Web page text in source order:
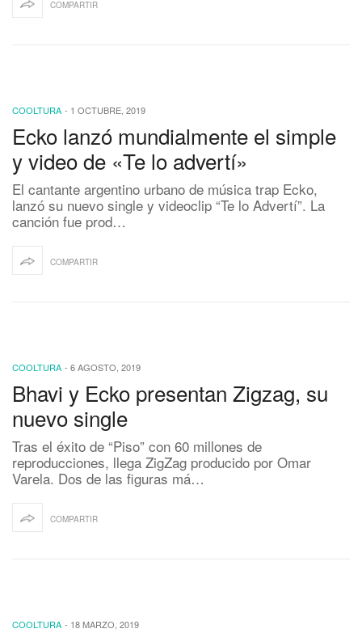
COMPARTIR
COOLTURA - 1 OCTUBRE, 2019
Ecko lanzó mundialmente el simple
y video de «Te lo advertí»
El cantante argentino urbano de música trap Ecko,
lanzó su nuevo single y videoclip “Te lo Advertí”. La
canción fue prod…
COMPARTIR
COOLTURA - 6 AGOSTO, 2019
Bhavi y Ecko presentan Zigzag, su
nuevo single
Tras el éxito de “Piso” con 60 millones de
reproducciones, llega ZigZag producido por Omar
Varela. Dos de las figuras má…
COMPARTIR
COOLTURA - 18 MARZO, 2019